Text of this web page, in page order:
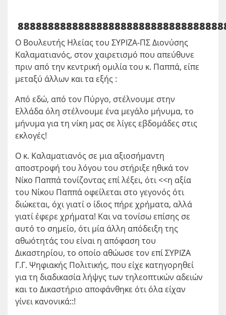
Ο Βουλευτής Ηλείας του ΣΥΡΙΖΑ-ΠΣ Διονύσης
Καλαματιανός, στον χαιρετισμό που απεύθυνε
πριν από την κεντρική ομιλία του κ. Παππά, είπε
μεταξύ άλλων και τα εξής :
Από εδώ, από τον Πύργο, στέλνουμε στην
Ελλάδα όλη στέλνουμε ένα μεγάλο μήνυμα, το
μήνυμα για τη νίκη μας σε λίγες εβδομάδες στις
εκλογές!
Ο κ. Καλαματιανός σε μια αξιοσήμαντη
αποστροφή του λόγου του στήριξε ηθικά τον
Νίκο Παππά τονίζοντας επί λέξει, ότι <<η αξία
του Νίκου Παππά οφείλεται στο γεγονός ότι
διώκεται, όχι γιατί ο ίδιος πήρε χρήματα, αλλά
γιατί έφερε χρήματα! Και να τονίσω επίσης σε
αυτό το σημείο, ότι μία άλλη απόδειξη της
αθωότητάς του είναι η απόφαση του
Δικαστηρίου, το οποίο αθώωσε τον επί ΣΥΡΙΖΑ
Γ.Γ. Ψηφιακής Πολιτικής, που είχε κατηγορηθεί
για τη διαδικασία λήψγς των τηλεοπτικών αδειών
και το Δικαστήριο αποφάνθηκε ότι όλα είχαν
γίνει κανονικά::!